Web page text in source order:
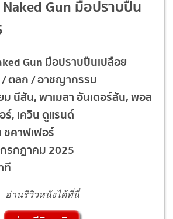
Naked Gun มือปราบปืน
Gun มือปราบปืนเปลือย
ตลก / อาชญากรรม
ม นีสัน, พาเมลา อันเดอร์สัน, พอล
ร์, เควิน ดูแรนด์
ชคาฟเฟอร์
รกฎาคม 2025
ที
อ่านรีวิวหนังได้ที่นี่